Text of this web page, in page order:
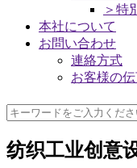
＞特
本社について
お問い合わせ
連絡方式
お客様の
纺织工业创意